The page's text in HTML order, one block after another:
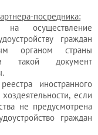
посредника:
осуществление
граждан
органом страны
такой документ
иностранного
если
не предусмотрена
граждан